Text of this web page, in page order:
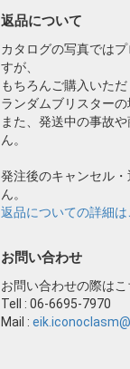
返品について
カタログの写真では
すが、
もちろんご購入いた
ランダムブリスター
また、発送中の事故
ん。
発注後のキャンセル
ん。
返品についての詳細は
お問い合わせ
お問い合わせの際は
Tell : 06-6695-7970
Mail :